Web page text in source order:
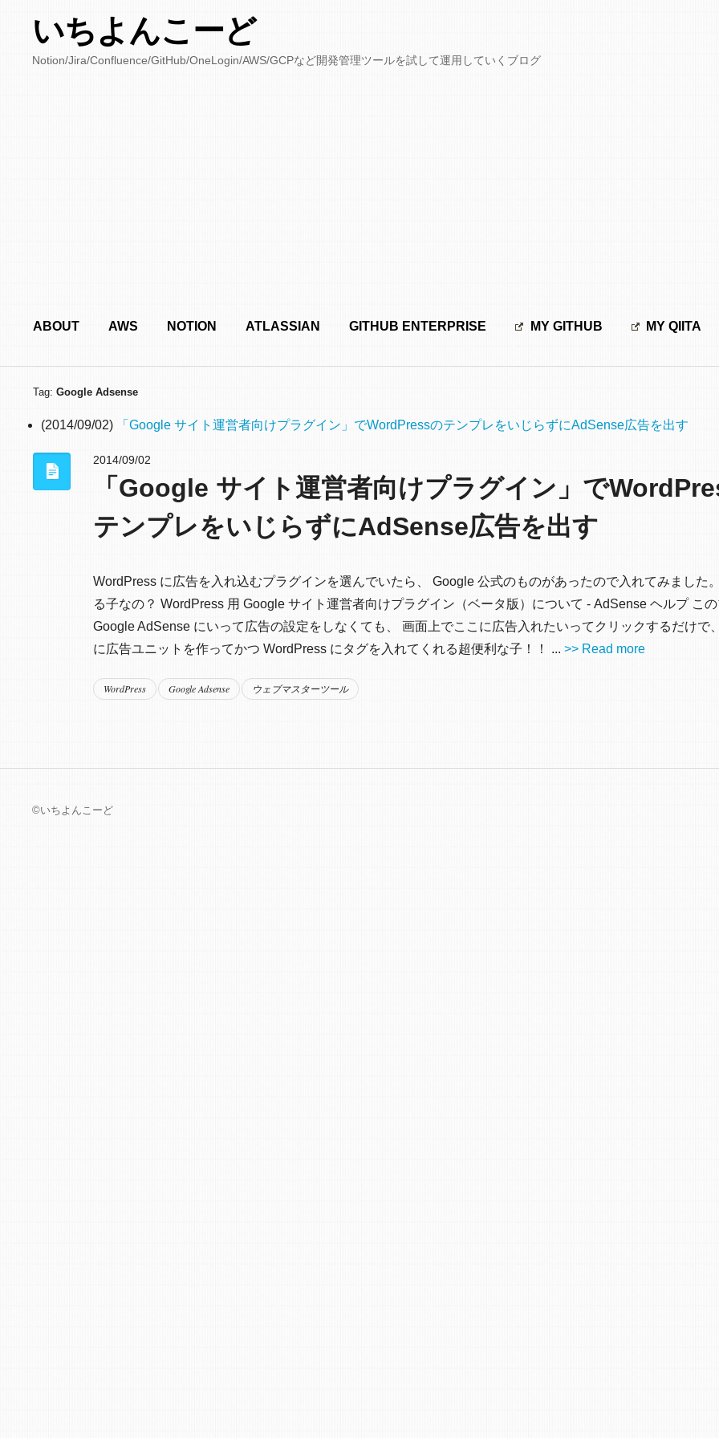
いちよんこーど
Notion/Jira/Confluence/GitHub/OneLogin/AWS/GCPなど開発管理ツールを試して運用していくブログ
ABOUT AWS NOTION ATLASSIAN GITHUB ENTERPRISE MY GITHUB MY QIITA
Tag: Google Adsense
(2014/09/02) 「Google サイト運営者向けプラグイン」でWordPressのテンプレをいじらずにAdSense広告を出す
2014/09/02
「Google サイト運営者向けプラグイン」で
テンプレをいじらずにAdSense広告を出す
WordPress に広告を入れ込むプラグインを選んでいたら、 Google 公式のものがあったので入れてみました
る子なの？ WordPress 用 Google サイト運営者向けプラグイン（ベータ版）について - AdSense ヘルプ こ
Google AdSense にいって広告の設定をしなくても、 画面上でここに広告入れたいってクリックするだけで
に広告ユニットを作ってかつ WordPress にタグを入れてくれる超便利な子！！ ... >> Read more
WordPress Google Adsense ウェブマスターツール
©いちよんこーど